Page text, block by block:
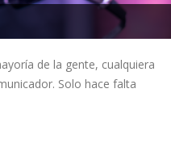
de la gente, cualquiera
Solo hace falta